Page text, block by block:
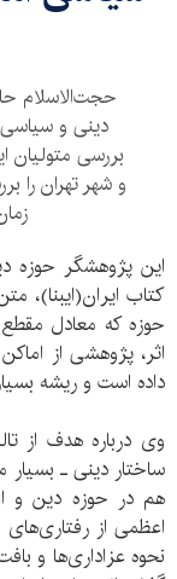
حجت‌الاسلام
دینی و
بررسی متولیان
و شهر تهران را
این پژوهشگر حوزه
كتاب ايران(ايبنا)،
حوزه که معادل
اثر، پژوهشی از
داده است و ریشه
وی درباره هدف از
ساختار دینی ـ بسیار
هم در حوزه دین و
اعظمی از رفتاری‌های
نحوه عزاداری‌ها و